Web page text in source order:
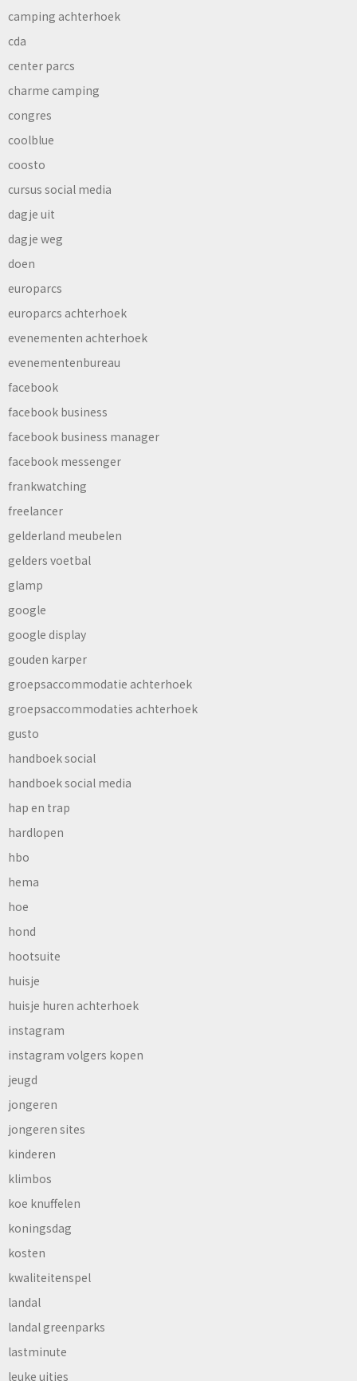
camping achterhoek
cda
center parcs
charme camping
congres
coolblue
coosto
cursus social media
dagje uit
dagje weg
doen
europarcs
europarcs achterhoek
evenementen achterhoek
evenementenbureau
facebook
facebook business
facebook business manager
facebook messenger
frankwatching
freelancer
gelderland meubelen
gelders voetbal
glamp
google
google display
gouden karper
groepsaccommodatie achterhoek
groepsaccommodaties achterhoek
gusto
handboek social
handboek social media
hap en trap
hardlopen
hbo
hema
hoe
hond
hootsuite
huisje
huisje huren achterhoek
instagram
instagram volgers kopen
jeugd
jongeren
jongeren sites
kinderen
klimbos
koe knuffelen
koningsdag
kosten
kwaliteitenspel
landal
landal greenparks
lastminute
leuke uitjes